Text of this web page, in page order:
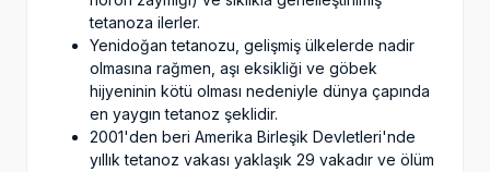
tetanoza ilerler.
Yenidoğan tetanozu, gelişmiş ülkelerde nadir
olmasına rağmen, aşı eksikliği ve göbek
hijyeninin kötü olması nedeniyle dünya çapında
en yaygın tetanoz şeklidir.
2001'den beri Amerika Birleşik Devletleri'nde
yıllık tetanoz vakası yaklaşık 29 vakadır ve ölüm